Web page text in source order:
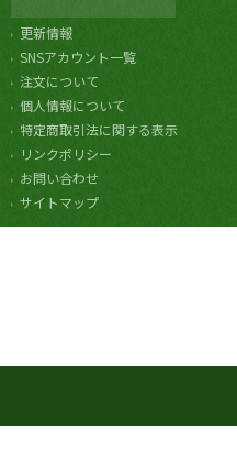
更新情報
SNSアカウント一覧
注文について
個人情報について
特定商取引法に関する表示
リンクポリシー
お問い合わせ
サイトマップ